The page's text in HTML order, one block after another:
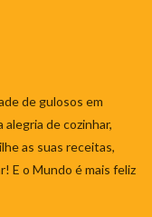
de gulosos em
de cozinhar,
as suas receitas,
E o Mundo é mais feliz